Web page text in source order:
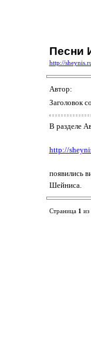
Песни
http://
Автор:
Заголовок
В разделе
http://
появились
Шейниса.
Страница 1 из